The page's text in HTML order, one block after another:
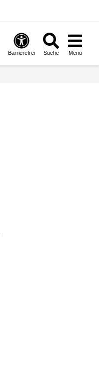
Barrierefrei Suche Menü